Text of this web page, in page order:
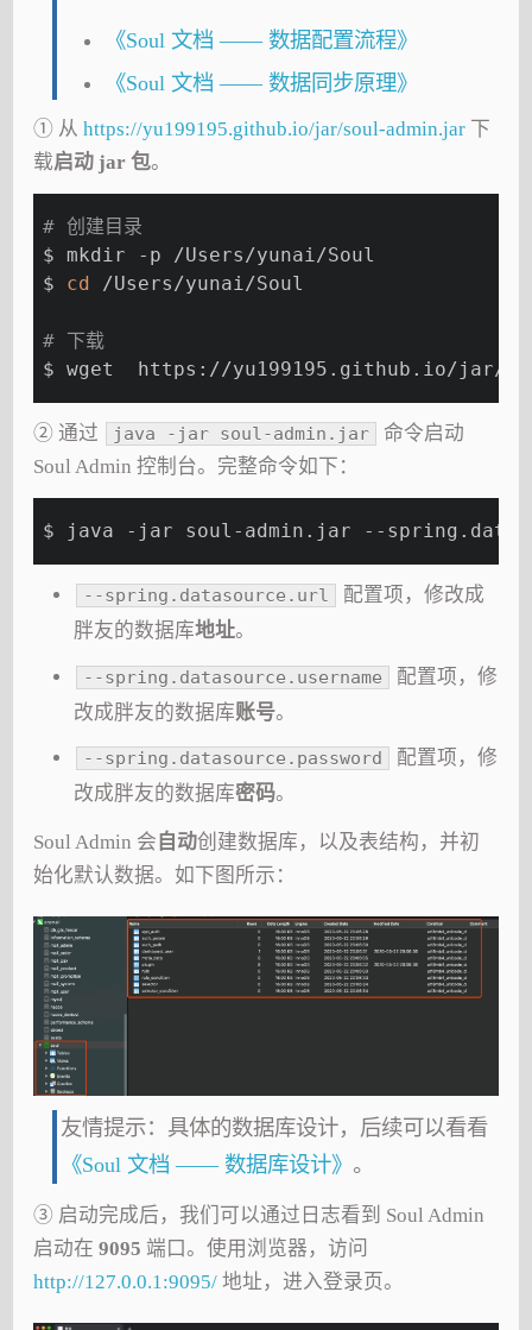
《Soul 文档 —— 数据配置流程》
《Soul 文档 —— 数据同步原理》
① 从https://yu199195.github.io/jar/soul-admin.jar 下
载启动 jar 包。
# 创建目录
$ mkdir -p /Users/yunai/Soul
$ cd /Users/yunai/Soul
# 下载
$ wget  https://yu199195.github.io/jar/
② 通过 java -jar soul-admin.jar
命令启动
Soul Admin 控制台。完整命令如下：
$ java -jar soul-admin.jar --
--spring.datasource.url
配置项，修改成
胖友的数据库地址。
--spring.datasource.username
配置项，修
改成胖友的数据库账号。
--spring.datasource.password
配置项，修
改成胖友的数据库密码。
Soul Admin 会 自动创建数据库，以及表结构，并初
始化默认数据。如下图所示：
友情提示：具体的数据库设计，后续可以看看
《Soul 文档 —— 数据库设计》 。
③ 启动完成后，我们可以通过日志看到 Soul Admin
启动在9095 端口。使用浏览器，访问
http://127.0.0.1:9095/ 地址，进入登录页。